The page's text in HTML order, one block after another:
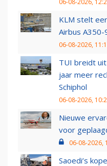
KLM stelt
Airbus
06-08-2026,
TUI breidt uit
jaar meer
Schiphol
06-08-2026,
Nieuwe
voor
06-08-2026,
Saoedi’s